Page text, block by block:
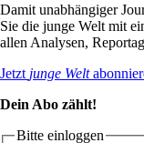
Damit unabhängiger
Sie die junge Welt mit
allen Analysen,
Jetzt junge Welt
Dein Abo zählt!
Bitte einloggen